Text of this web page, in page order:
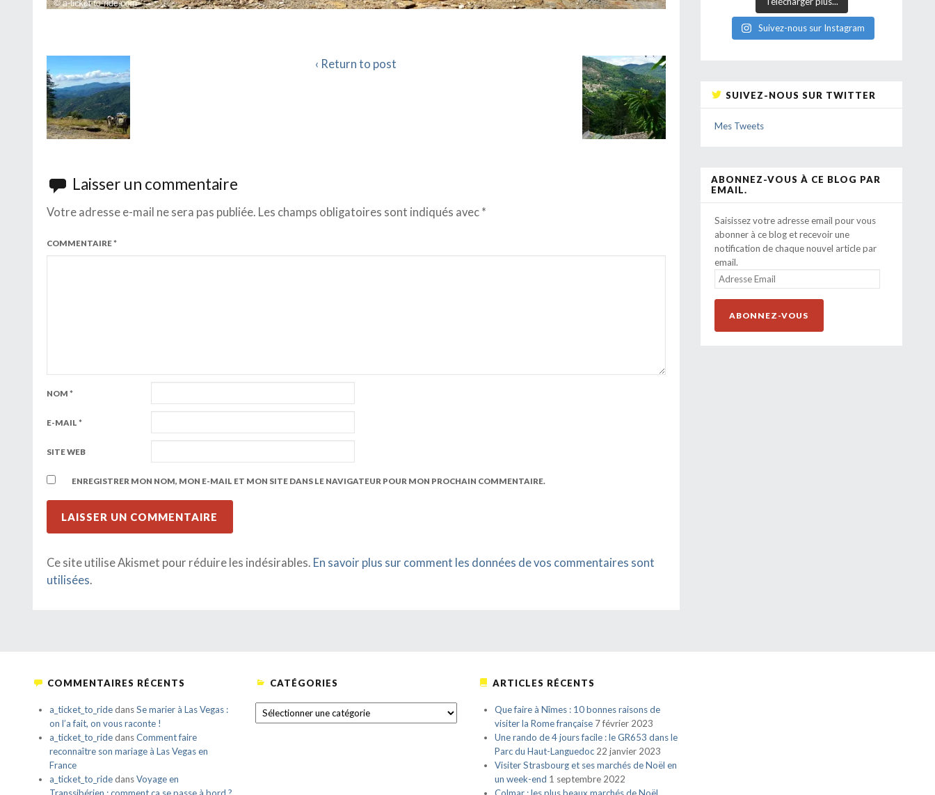
‹ Return to post
Laisser un commentaire
Votre adresse e-mail ne sera pas publiée. Les champs obligatoires sont indiqués avec *
COMMENTAIRE*
NOM *
E-MAIL *
SITE WEB
ENREGISTRER MON NOM, MON E-MAIL ET MON SITE DANS LE NAVIGATEUR POUR MON PROCHAIN COMMENTAIRE.
Ce site utilise Akismet pour réduire les indésirables. En savoir plus sur comment les données de vos commentaires sont
utilisées.
Suivez-nous sur Instagram
SUIVEZ-NOUS SUR TWITTER
Mes Tweets
ABONNEZ-VOUS À CE BLOG PAR
EMAIL.
Saisissez votre adresse email pour vous
abonner à ce blog et recevoir une
notification de chaque nouvel article par
email.
ADRESSE
EMAIL
ABONNEZ-VOUS
COMMENTAIRES RÉCENTS
a_ticket_to_ridedansSe marier à Las Vegas :
on l’a fait, on vous raconte !
a_ticket_to_ridedansComment faire
reconnaître son mariage à Las Vegas en
France
a_ticket_to_ridedansVoyage en
CATÉGORIES
CATÉGORIES
ARTICLES RÉCENTS
Que faire à Nîmes : 10 bonnes raisons de
visiter la Rome française 7 février 2023
Une rando de 4 jours facile : le GR653 dans le
Parc du Haut-Languedoc 22 janvier 2023
Visiter Strasbourg et ses marchés de Noël en
un week-end 1 septembre 2022